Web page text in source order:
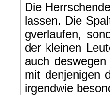
Die
lassen. Die
gverlaufen,
der kleinen
auch
mit denjenigen
irgendwie